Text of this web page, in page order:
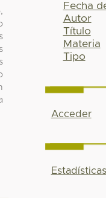
Fecha
Autor
Título
Materia
Tipo
Acceder